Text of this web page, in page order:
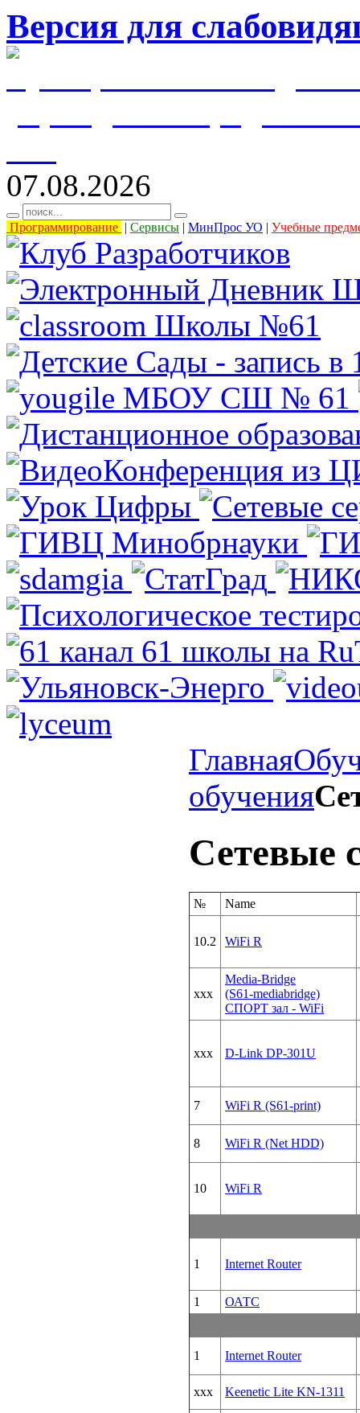
Версия для
07.08.2026
Программирование | Сервисы | МинПрос УО | Учебные
Главная
обучения
Сетевые
№ Name
10.2 WiFi R
xxx
Media-Bridge
(S61-mediabridge)
СПОРТ зал - WiFi
xxx D-Link DP-301U
7 WiFi R (S61-print)
8 WiFi R (Net HDD)
10 WiFi R
1 Internet Router
1 ОАТС
1 Internet Router
xxx Keenetic Lite KN-1311